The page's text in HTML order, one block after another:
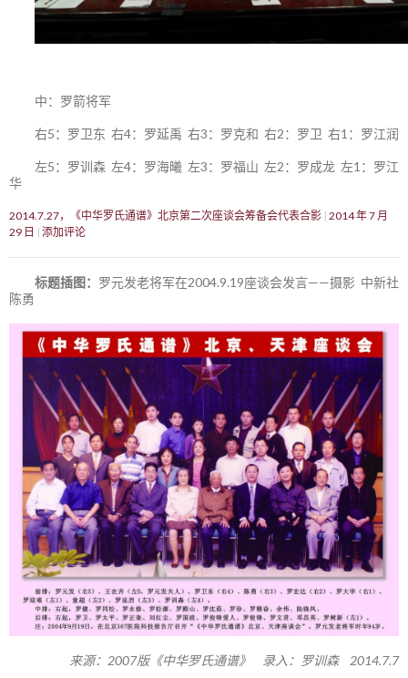
中：罗箭将军
右5：罗卫东 右4：罗延禹 右3：罗克和 右2：罗卫 右1：罗江润
左5：罗训森 左4：罗海曦 左3：罗福山 左2：罗成龙 左1：罗江
华
2014.7.27，《中华罗氏通谱》北京第二次座谈会筹备会代表合影 2014 年 7 月
29 日
添加评论
标题插图： 罗元发老将军在2004.9.19座谈会发言——摄影 中新社
陈勇
来源：2007版《中华罗氏通谱》 录入：罗训森 2014.7.7